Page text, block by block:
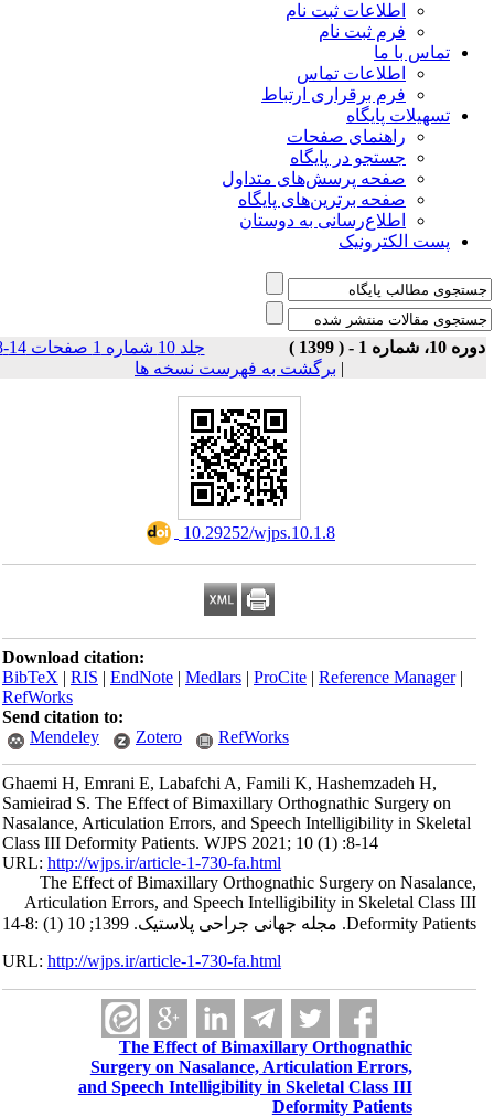
اطلاعات ثبت نام
فرم ثبت نام
تماس با ما
اطلاعات تماس
فرم برقراری ارتباط
تسهیلات پایگاه
راهنمای صفحات
جستجو در پایگاه
صفحه پرسش‌های متداول
صفحه برترین‌های پایگاه
اطلاع‌رسانی به دوستان
پست الکترونیک
10، شماره 1 - ( 1399 )
جلد 10 شماره 1 صفحات 14-8
برگشت به فهرست نسخه ها
‎ 10.29252/wjps.10.1.8
Download citation:
BibTeX|RIS|EndNote|Medlars|ProCite|Reference Manager
RefWorks
Send citation to:
Mendeley
Zotero RefWorks
Ghaemi H, Emrani E, Labafchi A, Famili K, Hashemzadeh H,
Samieirad S. The Effect of Bimaxillary Orthognathic Surgery on
Nasalance, Articulation Errors, and Speech Intelligibility in Skeletal
Class III Deformity Patients. WJPS 2021; 10 (1) :8-14
URL:http://wjps.ir/article-1-730-fa.html
The Effect of Bimaxillary Orthognathic Surgery on Nasalance,
Articulation Errors, and Speech Intelligibility in Skeletal Class III
Deformity Patients. مجله جهانی جراحی پلاستیک. 1399; 10 (1) :8-14
URL:http://wjps.ir/article-1-730-fa.html
The Effect of Bimaxillary Orthognathic
Surgery on Nasalance, Articulation Errors,
and Speech Intelligibility in Skeletal Class III
Deformity Patients